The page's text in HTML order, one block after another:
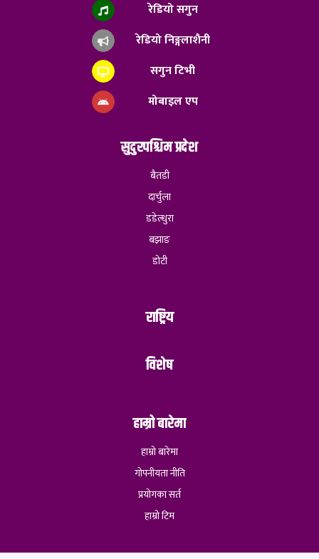
रेडियो सगुन
रेडियो निङ्गलाशैनी
सगुन टिभी
मोबाइल एप
सुदुरपश्चिम प्रदेश
बैतडी
दार्चुला
डडेल्धुरा
बझाङ
डोटी
राष्ट्रिय
विशेष
हाम्रो बारेमा
हाम्रो बारेमा
गोपनीयता नीति
प्रयोगका सर्त
हाम्रो टिम